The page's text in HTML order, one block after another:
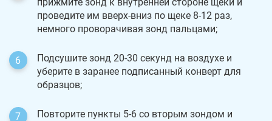
проведите им вверх-вниз по щеке 8-12 раз,
немного проворачивая зонд пальцами;
Подсушите зонд 20-30 секунд на воздухе и
уберите в заранее подписанный конверт для
образцов;
Повторите пункты 5-6 со вторым зондом и